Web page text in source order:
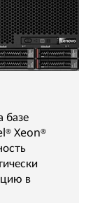
базе
® Xeon®
в